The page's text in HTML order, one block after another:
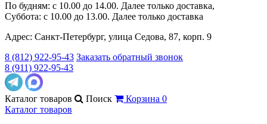
По будням: с 10.00 до 14.00. Далее только доставка,
Суббота: с 10.00 до 13.00. Далее только доставка
Адрес: Санкт-Петербург, улица Седова, 87, корп. 9
8 (812) 922-95-43 Заказать обратный звонок
8 (911) 922-95-43
Каталог товаров Поиск Корзина 0
Каталог товаров